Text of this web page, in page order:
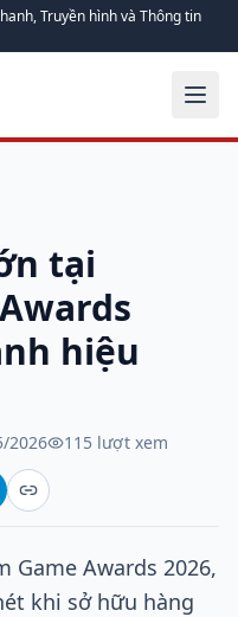
Truyền hình và Thông tin
tại
hiệu
2026 115 lượt xem
Game Awards 2026,
khi sở hữu hàng